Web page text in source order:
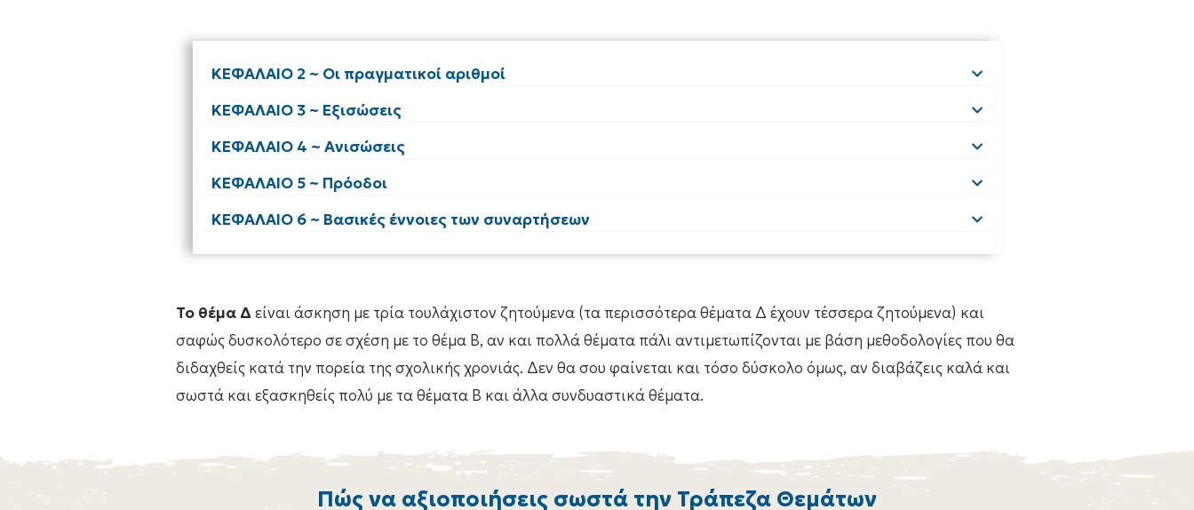
ΚΕΦΑΛΑΙΟ 2 ~ Οι πραγματικοί αριθμοί
ΚΕΦΑΛΑΙΟ 3 ~ Εξισώσεις
ΚΕΦΑΛΑΙΟ 4 ~ Ανισώσεις
ΚΕΦΑΛΑΙΟ 5 ~ Πρόοδοι
ΚΕΦΑΛΑΙΟ 6 ~ Βασικές έννοιες των συναρτήσεων
Το θέμα Δ είναι άσκηση με τρία τουλάχιστον ζητούμενα (τα περισσότερα θέματα Δ έχουν τέσσερα ζητούμενα) και
σαφώς δυσκολότερο σε σχέση με το θέμα Β, αν και πολλά θέματα πάλι αντιμετωπίζονται με βάση μεθοδολογίες που θα
διδαχθείς κατά την πορεία της σχολικής χρονιάς. Δεν θα σου φαίνεται και τόσο δύσκολο όμως, αν διαβάζεις καλά και
σωστά και εξασκηθείς πολύ με τα θέματα Β και άλλα συνδυαστικά θέματα.
Πώς να αξιοποιήσεις σωστά την Τράπεζα Θεμάτων